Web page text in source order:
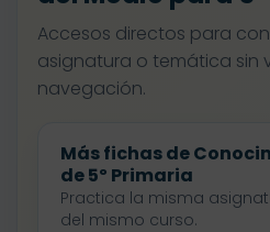
Accesos directos para
asignatura o temática sin
navegación.
Más fichas de
de 5º Primaria
Practica la misma
del mismo curso.